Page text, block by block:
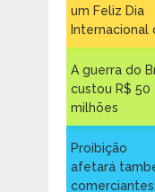
um Feliz Dia
Internacional
A guerra do
custou R$ 50
milhões
Proibição
afetará
comerciantes,